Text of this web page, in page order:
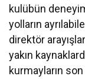
kulübün
yolların
direktör
yakın
kurmayların